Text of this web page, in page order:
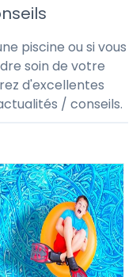
piscine ou si vous
soin de votre
d'excellentes
/ conseils.